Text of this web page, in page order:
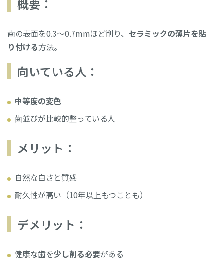
概要：
歯の表面を0.3〜0.7mmほど削り、 セラミックの薄片を貼
り付ける方法。
向いている人：
中等度の変色
歯並びが比較的整っている人
メリット：
自然な白さと質感
耐久性が高い（10年以上もつことも）
デメリット：
健康な歯を少し削る必要がある